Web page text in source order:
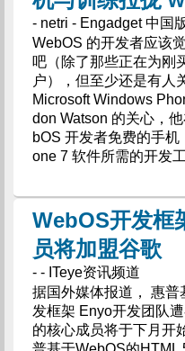
- netri - Engadget 中国
WebOS 的开发者应该
吧（除了那些正在为刚
户），但至少还是有人
Microsoft Windows
don Watson 的关心，
bOS 开发者免费的手
one 7 软件所需的开发
WebOS开发框
员将加盟谷歌
- - ITeye资讯频道
据国外媒体报道， 惠
发框架 Enyo开发团队
的核心成员将于下月开